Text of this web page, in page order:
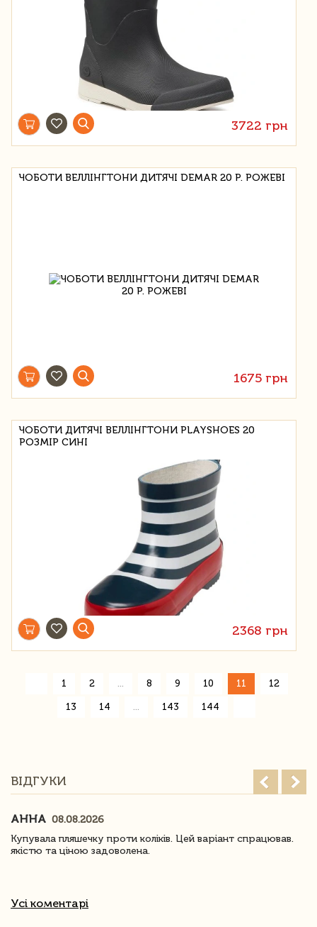
3722 грн
ЧОБОТИ ВЕЛЛІНГТОНИ ДИТЯЧІ DEMAR 20 Р. РОЖЕВІ
1675 грн
ЧОБОТИ ДИТЯЧІ ВЕЛЛІНГТОНИ PLAYSHOES 20
РОЗМІР СИНІ
2368 грн
1 2 8 9 10 11 12
13 14 143 144
ВІДГУКИ
АННА 08.08.2026
Купувала пляшечку проти коліків. Цей варіант спрацював.
якістю та ціною задоволена.
Усі коментарі